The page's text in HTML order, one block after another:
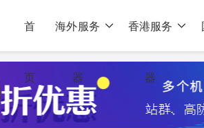
首
页
海外服务
器
香港服务
器